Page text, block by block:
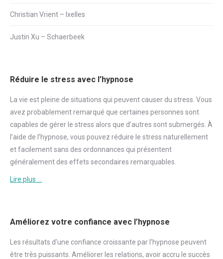
Christian Vrient – Ixelles
Justin Xu – Schaerbeek
Réduire le stress avec l’hypnose
La vie est pleine de situations qui peuvent causer du stress . Vous
avez probablement remarqué que certaines personnes sont
capables de gérer le stress alors que d’autres sont submergés. À
l’aide de l’hypnose, vous pouvez réduire le stress naturellement
et facilement sans des ordonnances qui présentent
généralement des effets secondaires remarquables.
Lire plus …
Améliorez votre confiance avec l’hypnose
Les résultats d’une confiance croissante par l’hypnose peuvent
être très puissants. Améliorer les relations, avoir accru le succès